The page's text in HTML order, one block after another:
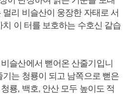
리 비슬산이 웅장한 자태로 서
이 터를 보호하는 수호신 같습
슬산에서 뻗어온 산줄기입니
기는 청룡이 되고 남쪽으로 뻗은
룡, 백호, 안산 모두 높이도 적